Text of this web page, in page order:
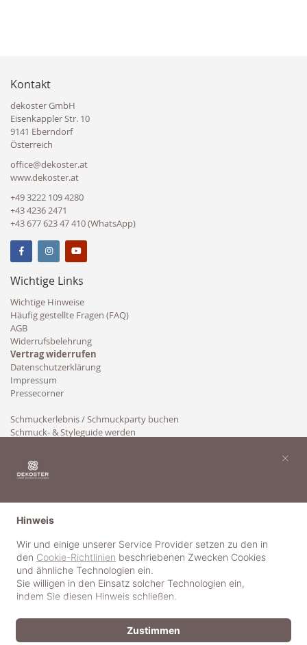
Kontakt
dekoster GmbH
Eisenkappler Str. 10
9141 Eberndorf
Österreich
office@dekoster.at
www.dekoster.at
+49 3222 109 4280
+43 4236 2471
+43 677 623 47 410 (WhatsApp)
Wichtige Links
Wichtige Hinweise
Häufig gestellte Fragen (FAQ)
AGB
Widerrufsbelehrung
Vertrag widerrufen
Datenschutzerklärung
Impressum
Pressecorner
Schmuckerlebnis / Schmuckparty buchen
Schmuck- & Styleguide werden
Hinweis
Wir und einige unserer Service Provider setzen zu den in
den Cookie-Richtlinien beschriebenen Zwecken Cookies
und ähnliche Technologien ein.
Sie willigen in den Einsatz solcher Technologien ein,
indem Sie diesen Hinweis schließen.
Zustimmen
×